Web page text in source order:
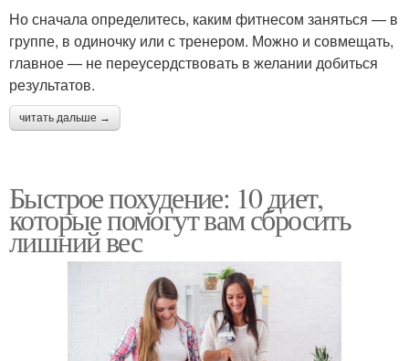
Но сначала определитесь, каким фитнесом заняться — в
группе, в одиночку или с тренером. Можно и совмещать,
главное — не переусердствовать в желании добиться
результатов.
читать дальше →
Быстрое похудение: 10 диет,
которые помогут вам сбросить
лишний вес